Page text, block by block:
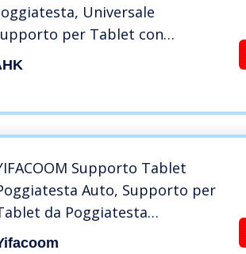
Universale
per Tablet con
a 360 Gradi per 4,4~11
Supporto Tablet
Auto, Supporto per
da Poggiatesta
Supporto Tablet